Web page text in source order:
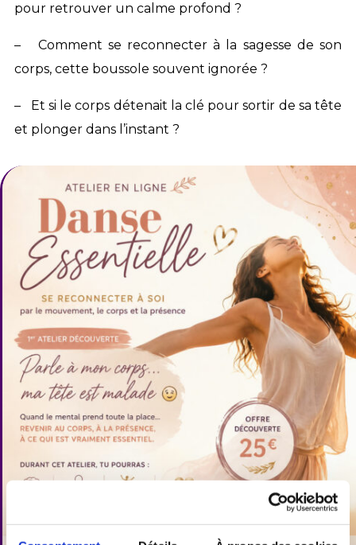
pour retrouver un calme profond ?
– Comment se reconnecter à la sagesse de son
corps, cette boussole souvent ignorée ?
– Et si le corps détenait la clé pour sortir de sa tête
et plonger dans l’instant ?